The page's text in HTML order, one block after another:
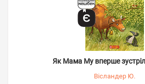
Як Мама Му вперше
Вісландер Ю.